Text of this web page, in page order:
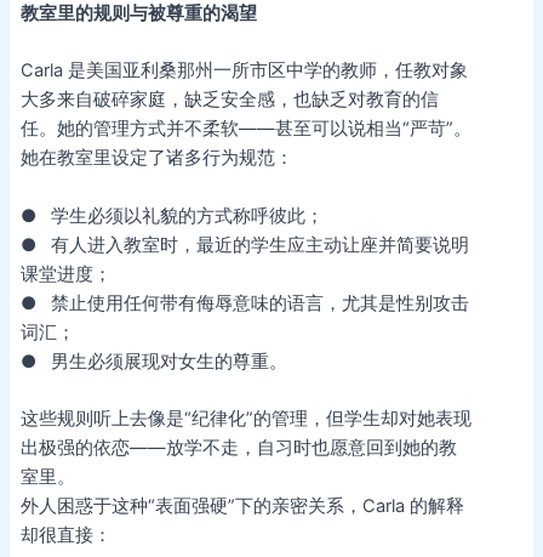
教室里的规则与被尊重的渴望
Carla 是美国亚利桑那州一所市区中学的教师，任教对象
大多来自破碎家庭，缺乏安全感，也缺乏对教育的信
任。她的管理方式并不柔软——甚至可以说相当“严苛”。
她在教室里设定了诸多行为规范：
● 学生必须以礼貌的方式称呼彼此；
● 有人进入教室时，最近的学生应主动让座并简要说明
课堂进度；
● 禁止使用任何带有侮辱意味的语言，尤其是性别攻击
词汇；
● 男生必须展现对女生的尊重。
这些规则听上去像是“纪律化”的管理，但学生却对她表现
出极强的依恋——放学不走，自习时也愿意回到她的教
室里。
外人困惑于这种“表面强硬”下的亲密关系，Carla 的解释
却很直接：